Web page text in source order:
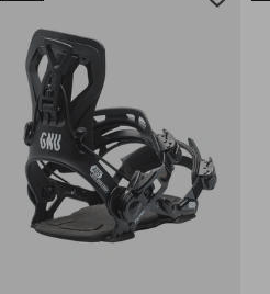
Mărimi existente:
148.5